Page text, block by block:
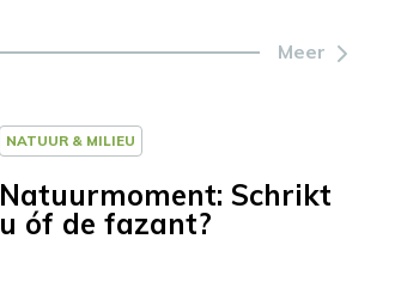
Meer
NATUUR & MILIEU
Natuurmoment: Schrikt
u óf de fazant?